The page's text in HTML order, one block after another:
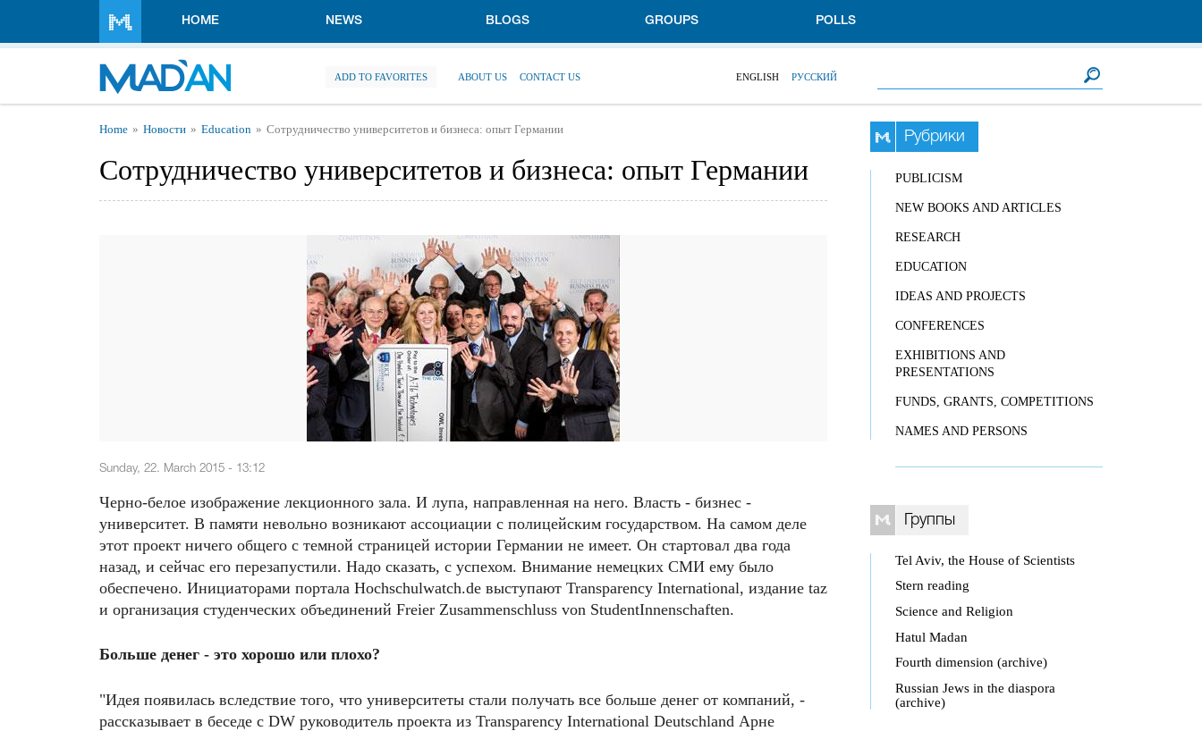
HOME NEWS BLOGS GROUPS POLLS
ADD TO FAVORITES ABOUT US CONTACT US ENGLISH РУССКИЙ
You are here
Home Новости Education Сотрудничество университетов и бизнеса: опыт Германии
Сотрудничество университетов и бизнеса: опыт Германии
Sunday, 22. March 2015 - 13:12
Черно-белое изображение лекционного зала. И лупа, направленная на него. Власть - бизнес -
университет. В памяти невольно возникают ассоциации с полицейским государством. На самом деле
этот проект ничего общего с темной страницей истории Германии не имеет. Он стартовал два года
назад, и сейчас его перезапустили. Надо сказать, с успехом. Внимание немецких СМИ ему было
обеспечено. Инициаторами портала Hochschulwatch.de выступают Transparency International, издание taz
и организация студенческих объединений Freier Zusammenschluss von StudentInnenschaften.
Больше денег - это хорошо или плохо?
"Идея появилась вследствие того, что университеты стали получать все больше денег от компаний, -
рассказывает в беседе с DW руководитель проекта из Transparency International Deutschland Арне
Рубрики
PUBLICISM
NEW BOOKS AND ARTICLES
RESEARCH
EDUCATION
IDEAS AND PROJECTS
CONFERENCES
EXHIBITIONS AND
PRESENTATIONS
FUNDS, GRANTS, COMPETITIONS
NAMES AND PERSONS
Группы
Tel Aviv, the House of Scientists
Stern reading
Science and Religion
Hatul Madan
Fourth dimension (archive)
Russian Jews in the diaspora
(archive)